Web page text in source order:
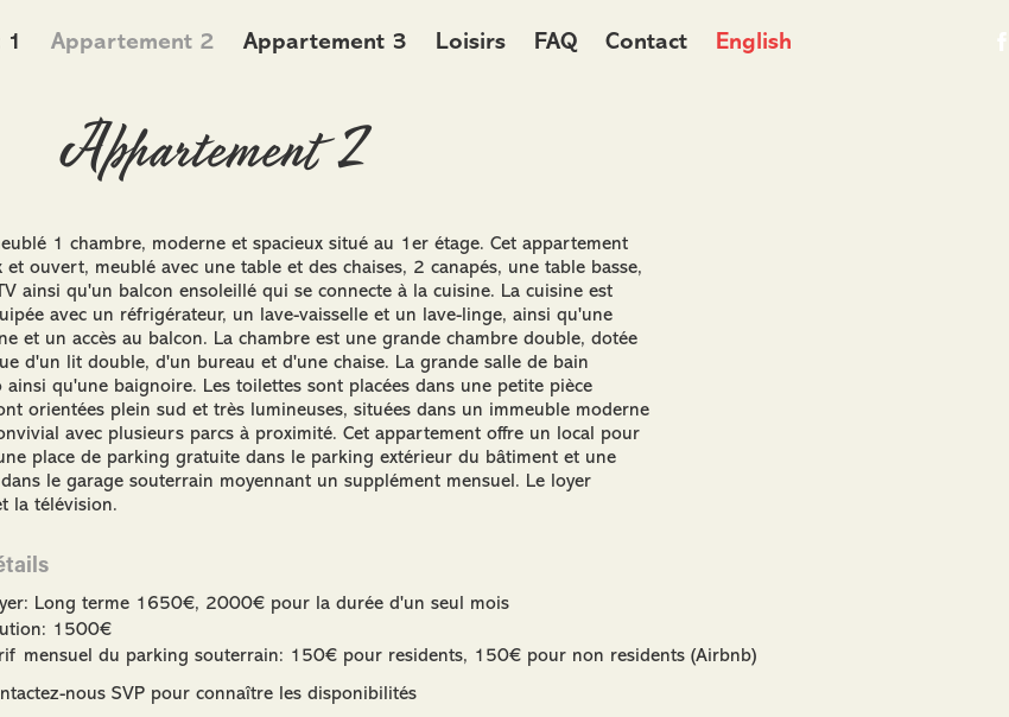
Appartement 2 Appartement 3 Loisirs FAQ Contact English
Appartement 2
1 chambre, moderne et spacieux situé au 1er étage. Cet appartement
ouvert, meublé avec une table et des chaises, 2 canapés, une table basse,
ainsi qu'un balcon ensoleillé qui se connecte à la cuisine. La cuisine est
avec un réfrigérateur, un lave-vaisselle et un lave-linge, ainsi qu'une
et un accès au balcon. La chambre est une grande chambre double, dotée
d'un lit double, d'un bureau et d'une chaise. La grande salle de bain
qu'une baignoire. Les toilettes sont placées dans une petite pièce
orientées plein sud et très lumineuses, situées dans un immeuble moderne
avec plusieurs parcs à proximité. Cet appartement offre un local pour
place de parking gratuite dans le parking extérieur du bâtiment et une
le garage souterrain moyennant un supplément mensuel. Le loyer
la télévision.
Long terme 1650€, 2000€ pour la durée d'un seul mois
1500€
mensuel du parking souterrain: 150€ pour residents, 150€ pour non residents (Airbnb)
nous SVP pour connaître les disponibilités